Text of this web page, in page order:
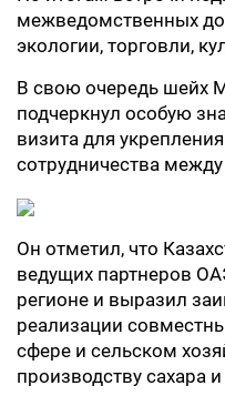
межведомственных
экологии, торговли,
В свою очередь шейх
подчеркнул особую
визита для
сотрудничества
Он отметил, что
ведущих партнеров
регионе и выразил
реализации
сфере и сельском
производству сахара